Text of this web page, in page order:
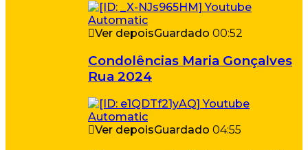
Ver depoisGuardado 00:52
Condolências Maria Gonçalves
Rua 2024
Ver depoisGuardado 04:55